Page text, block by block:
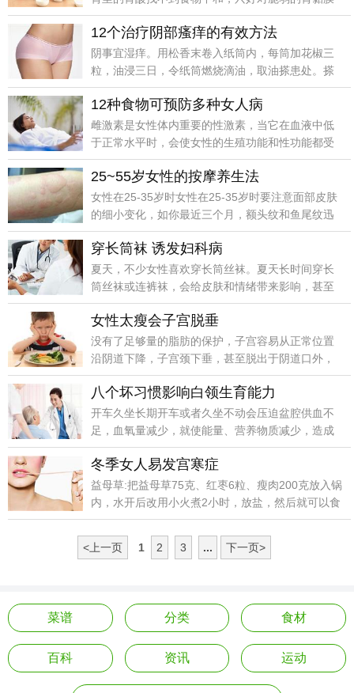
下手，感到反酸、胃痛，长期下来还有可能造成胃
溃疡等。
12个治疗阴部瘙痒的有效方法
阴事宜湿痒。用松香末卷入纸筒内，每筒加花椒三
粒，油浸三日，令纸筒燃烧滴油，取油搽患处。搽
油前，以淘米水把患处洗净。
12种食物可预防多种女人病
雌激素是女性体内重要的性激素，当它在血液中低
于正常水平时，会使女性的生殖功能和性功能都受
到影响，还会使心脏失去保护。
25~55岁女性的按摩养生法
女性在25-35岁时女性在25-35岁时要注意面部皮肤
的细小变化，如你最近三个月，额头纹和鱼尾纹迅
速出现、无名原因的口干、牙龈经常出血，说明你
的胃热开始过盛。
穿长筒袜 诱发妇科病
夏天，不少女性喜欢穿长筒丝袜。夏天长时间穿长
筒丝袜或连裤袜，会给皮肤和情绪带来影响，甚至
加重妇科疾病。丝袜不仅是贴在皮肤上那么简单，
还有收紧的作用，这样不利于汗液
女性太瘦会子宫脱垂
没有了足够量的脂肪的保护，子宫容易从正常位置
沿阴道下降，子宫颈下垂，甚至脱出于阴道口外，
就形成我们谈及色变的子宫脱垂，严重的还可能导
致宫颈口感染，甚至宫颈炎。
八个坏习惯影响白领生育能力
开车久坐长期开车或者久坐不动会压迫盆腔供血不
足，血氧量减少，就使能量、营养物质减少，造成
精子能力下降。
冬季女人易发宫寒症
益母草:把益母草75克、红枣6粒、瘦肉200克放入锅
内，水开后改用小火煮2小时，放盐，然后就可以食
用了。
<上一页 1 2 3 ... 下一页>
菜谱 分类 食材
百科 资讯 运动